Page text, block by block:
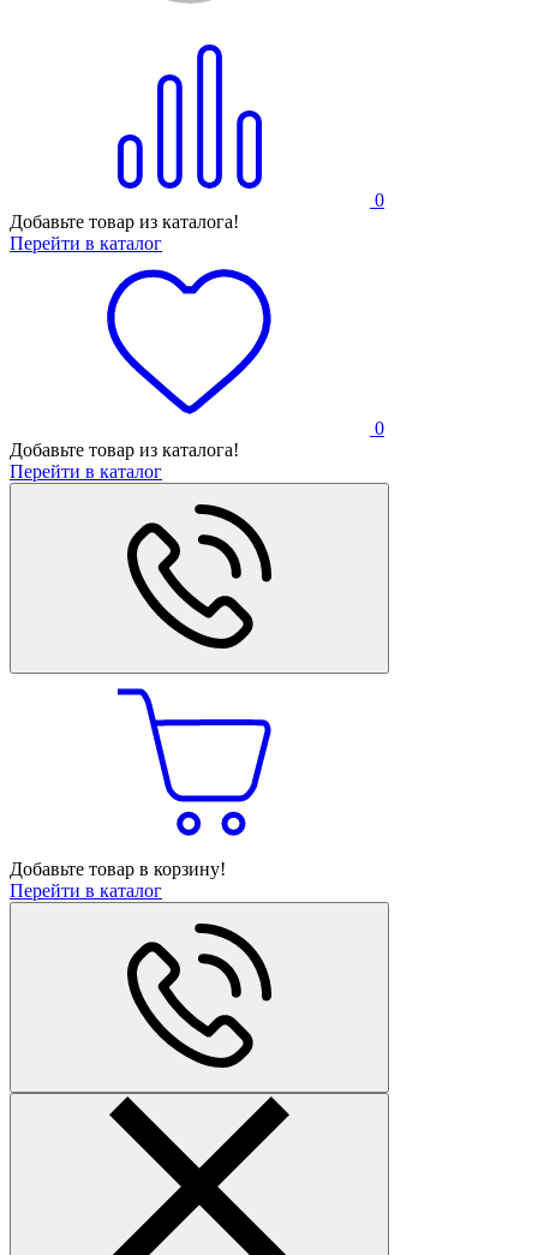
0
Добавьте товар из каталога!
Перейти в каталог
0
Добавьте товар из каталога!
Перейти в каталог
Добавьте товар в корзину!
Перейти в каталог